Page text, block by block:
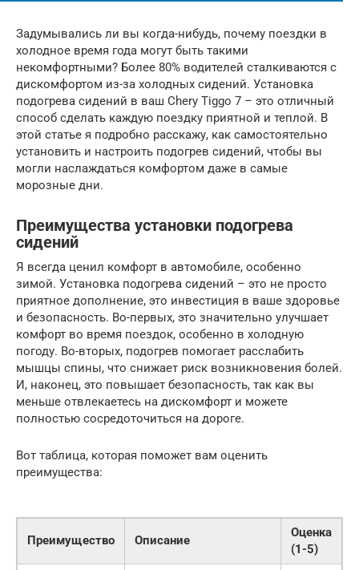
Задумывались ли вы когда-нибудь, почему поездки в
холодное время года могут быть такими
некомфортными? Более 80% водителей сталкиваются с
дискомфортом из-за холодных сидений. Установка
подогрева сидений в ваш Chery Tiggo 7 – это отличный
способ сделать каждую поездку приятной и теплой. В
этой статье я подробно расскажу, как самостоятельно
установить и настроить подогрев сидений, чтобы вы
могли наслаждаться комфортом даже в самые
морозные дни.
Преимущества установки подогрева
сидений
Я всегда ценил комфорт в автомобиле, особенно
зимой. Установка подогрева сидений – это не просто
приятное дополнение, это инвестиция в ваше здоровье
и безопасность. Во-первых, это значительно улучшает
комфорт во время поездок, особенно в холодную
погоду. Во-вторых, подогрев помогает расслабить
мышцы спины, что снижает риск возникновения болей.
И, наконец, это повышает безопасность, так как вы
меньше отвлекаетесь на дискомфорт и можете
полностью сосредоточиться на дороге.
Вот таблица, которая поможет вам оценить
преимущества:
Преимущество Описание
Оценка
(1-5)